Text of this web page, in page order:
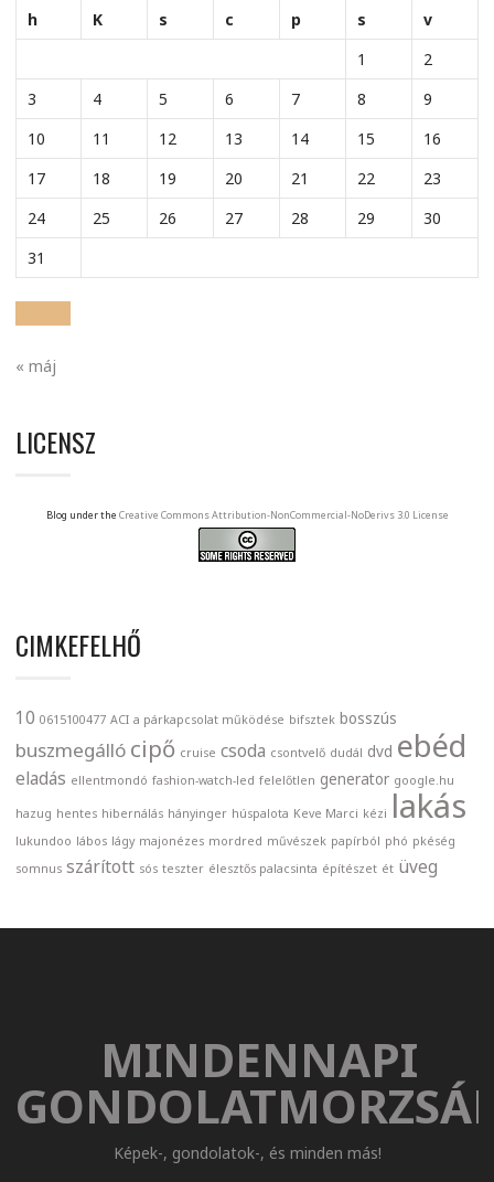
h
K s c p s
v
1
2
3
4 5 6 7 8
9
10
11 12 13 14 15
16
17
18 19 20 21 22
23
24
25 26 27 28 29
30
31
« máj
LICENSZ
Blog under the Creative Commons Attribution-NonCommercial-NoDerivs 3.0 License
CIMKEFELHŐ
10 0615100477 ACI a párkapcsolat működése bifsztek bosszús
buszmegálló cipő cruise csoda csontvelő dudál dvd ebéd
eladás ellentmondó fashion-watch-led felelőtlen generator google.hu
hazug hentes hibernálás hányinger húspalota Keve Marci kézi lakás
lukundoo lábos lágy majonézes mordred művészek papírból phó pkéség
somnus szárított sós teszter élesztős palacsinta építészet ét üveg
MINDENNAPI
Képek-, gondolatok-, és minden más!